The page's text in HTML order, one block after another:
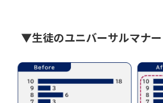
▼生徒のユニバーサルマナ